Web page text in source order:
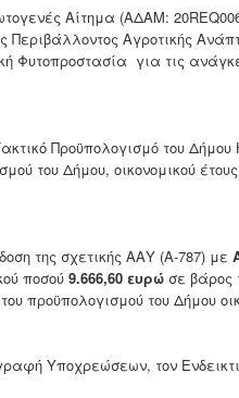
Αίτημα (ΑΔΑΜ:
Περιβάλλοντος Αγροτικής
Φυτοπροστασία για τις
Προϋπολογισμό του
του Δήμου, οικονομικού
της σχετικής ΑΑΥ (A-787) με
ποσού 9.666,60 ευρώσε βάρος
προϋπολογισμού του Δήμου
Υποχρεώσεων, τον